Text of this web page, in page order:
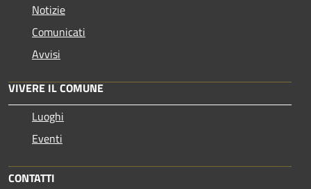
Notizie
Comunicati
Avvisi
VIVERE IL COMUNE
Luoghi
Eventi
CONTATTI